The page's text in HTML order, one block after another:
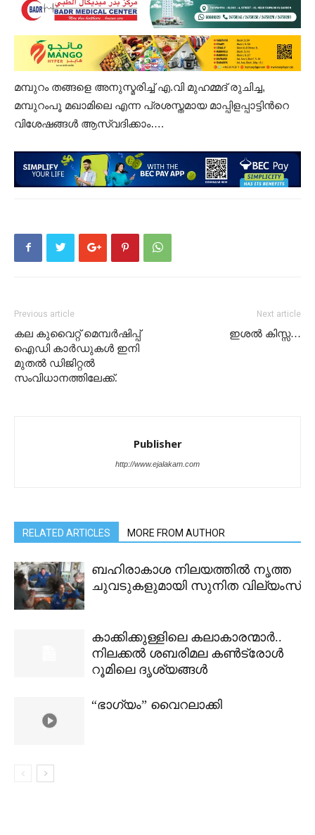
മമ്പുറം തങ്ങളെ അനുസ്മരിച്ച് എ.വി മുഹമ്മദ് രുചിച്ച,
മമ്പുറംപൂ മഖാമിലെ എന്ന പ്രശസ്തമായ മാപ്പിളപ്പാട്ടിൻറെ
വിശേഷങ്ങൾ ആസ്വദിക്കാം….
Previous article
കല കുവൈറ്റ്‌ മെമ്പർഷിപ്പ്‌
ഐഡി കാർഡുകൾ ഇനി
മുതൽ ഡിജിറ്റൽ
സംവിധാനത്തിലേക്ക്.
Next article
ഇശൽ കിസ്സ…
Publisher
http://www.ejalakam.com
RELATED ARTICLES MORE FROM AUTHOR
ബഹിരാകാശ നിലയത്തിൽ നൃത്ത
ചുവടുകളുമായി സുനിത വില്യംസ്
കാക്കിക്കുള്ളിലെ കലാകാരന്മാർ..
നിലക്കൽ ശബരിമല കൺട്രോൾ
റൂമിലെ ദൃശ്യങ്ങൾ
“ഭാഗ്യം” വൈറലാക്കി